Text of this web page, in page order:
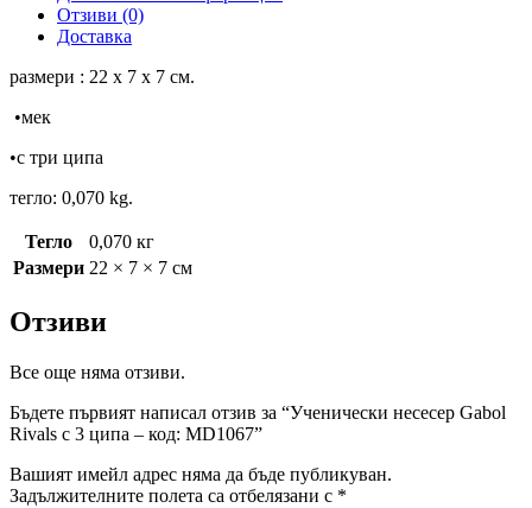
Отзиви (0)
Доставка
размери : 22 х 7 х 7 см.
•мек
•с три ципа
тегло: 0,070 kg.
Тегло
0,070 кг
Размери 22 × 7 × 7 см
Отзиви
Все още няма отзиви.
Бъдете първият написал отзив за “Ученически несесер Gabol
Rivals с 3 ципа – код: MD1067”
Вашият имейл адрес няма да бъде публикуван.
Задължителните полета са отбелязани с *